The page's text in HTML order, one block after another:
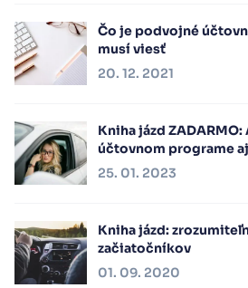
Čo je podvojné
musí viesť
20. 12. 2021
Kniha jázd ZADARMO:
účtovnom programe
25. 01. 2023
Kniha jázd:
začiatočníkov
01. 09. 2020